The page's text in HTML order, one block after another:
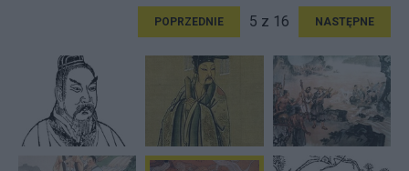
POPRZEDNIE 5 z 16 NASTĘPNE